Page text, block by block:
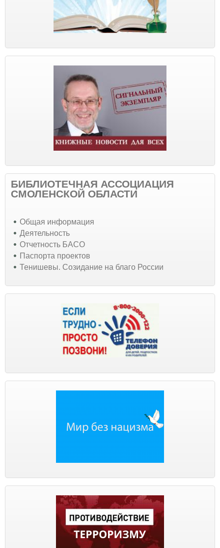
БИБЛИОТЕЧНАЯ АССОЦИАЦИЯ
СМОЛЕНСКОЙ ОБЛАСТИ
Общая информация
Деятельность
Отчетность БАСО
Паспорта проектов
Тенишевы. Созидание на благо России